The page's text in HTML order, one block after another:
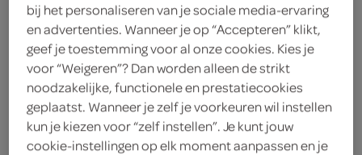
111 Gram
Let op: aanbiedingen zijn niet zichtbaar bij de
producten, maar worden wél automatisch
verwerkt in de winkelmand.
bij het personaliseren van je sociale media-ervaring
en advertenties. Wanneer je op “Accepteren” klikt,
geef je toestemming voor al onze cookies. Kies je
voor “Weigeren”? Dan worden alleen de strikt
noodzakelijke, functionele en prestatiecookies
geplaatst. Wanneer je zelf je voorkeuren wil instellen
kun je kiezen voor “zelf instellen”. Je kunt jouw
cookie-instellingen op elk moment aanpassen en je